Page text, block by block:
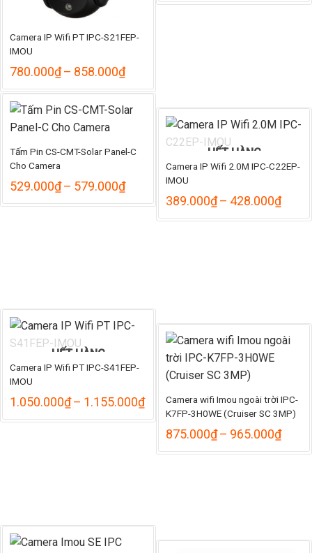
Camera IP Wifi PT IPC-S21FEP-
IMOU
780.000₫– 858.000₫Khoảng
từ
780.000₫
Tấm Pin CS-CMT-Solar Panel-C
Cho Camera
529.000₫– 579.000₫Khoảng
từ
529.000₫
HẾT HÀNG
Camera IP Wifi 2.0M IPC-C22EP-
IMOU
389.000₫– 428.000₫
từ
HẾT HÀNG
Camera IP Wifi PT IPC-S41FEP-
IMOU
1.050.000₫– 1.155.000₫Khoảng
từ
1.050.000₫
đến
Camera wifi Imou ngoài trời IPC-
K7FP-3H0WE (Cruiser SC 3MP)
875.000₫– 965.000₫
từ